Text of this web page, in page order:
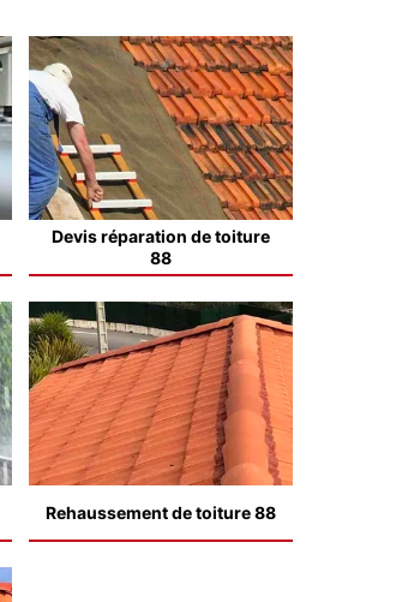
Devis réparation de toiture
88
Rehaussement de toiture 88